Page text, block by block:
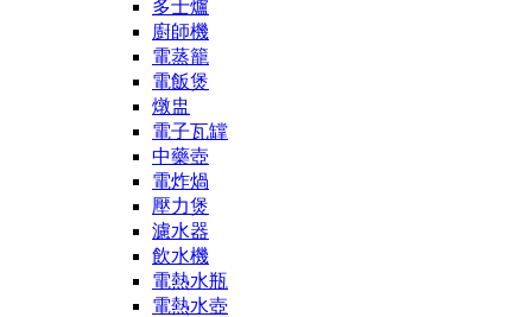
多士爐
廚師機
電蒸籠
電飯煲
燉盅
電子瓦罉
中藥壺
電炸煱
壓力煲
濾水器
飲水機
電熱水瓶
電熱水壺